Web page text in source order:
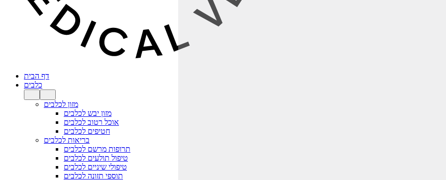
דף הבית
כלבים
מזון לכלבים
מזון יבש לכלבים
אוכל רטוב לכלבים
חטיפים לכלבים
בריאות לכלבים
תרופות מרשם לכלבים
טיפול תולעים לכלבים
טיפולי שיניים לכלבים
תוספי תזונה לכלבים